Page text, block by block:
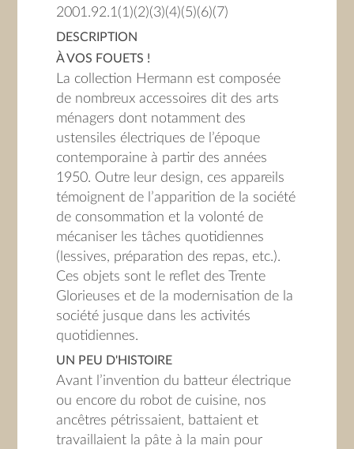
2001.92.1(1)(2)(3)(4)(5)(6)(7)
DESCRIPTION
À VOS FOUETS !
La collection Hermann est composée
de nombreux accessoires dit des arts
ménagers dont notamment des
ustensiles électriques de l’époque
contemporaine à partir des années
1950. Outre leur design, ces appareils
témoignent de l’apparition de la société
de consommation et la volonté de
mécaniser les tâches quotidiennes
(lessives, préparation des repas, etc.).
Ces objets sont le reflet des Trente
Glorieuses et de la modernisation de la
société jusque dans les activités
quotidiennes.
UN PEU D'HISTOIRE
Avant l’invention du batteur électrique
ou encore du robot de cuisine, nos
ancêtres pétrissaient, battaient et
travaillaient la pâte à la main pour